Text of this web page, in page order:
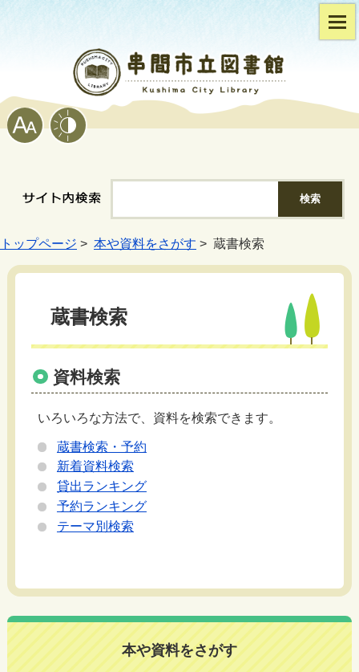
トップページ > 本や資料をさがす > 蔵書検索
蔵書検索
資料検索
いろいろな方法で、資料を検索できます。
蔵書検索・予約
新着資料検索
貸出ランキング
予約ランキング
テーマ別検索
本や資料をさがす